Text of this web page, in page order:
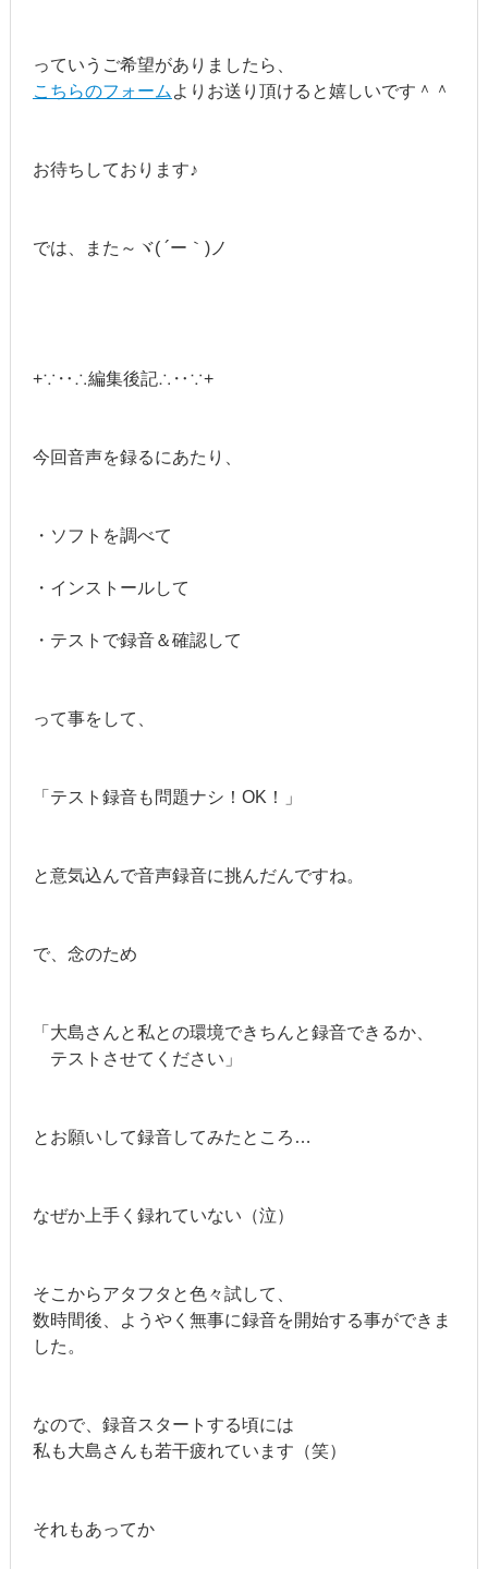
っていうご希望がありましたら、
こちらのフォーム よりお送り頂けると嬉しいです＾＾
お待ちしております♪
では、また～ヾ( ´ー｀)ノ
+∵‥∴編集後記∴‥∵+
今回音声を録るにあたり、
・ソフトを調べて
・インストールして
・テストで録音＆確認して
って事をして、
「テスト録音も問題ナシ！OK！」
と意気込んで音声録音に挑んだんですね。
で、念のため
「大島さんと私との環境できちんと録音できるか、
テストさせてください」
とお願いして録音してみたところ…
なぜか上手く録れていない（泣）
そこからアタフタと色々試して、
数時間後、ようやく無事に録音を開始する事ができま
した。
なので、録音スタートする頃には
私も大島さんも若干疲れています（笑）
それもあってか